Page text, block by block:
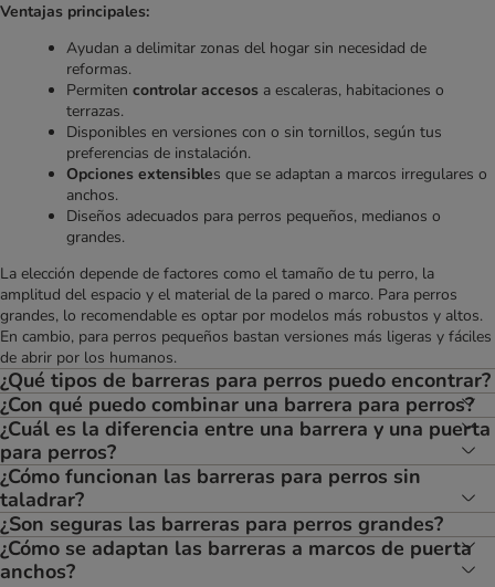
Ventajas principales:
Ayudan a delimitar zonas del hogar sin necesidad de
reformas.
Permiten controlar accesos a escaleras, habitaciones o
terrazas.
Disponibles en versiones con o sin tornillos, según tus
preferencias de instalación.
Opciones extensibles que se adaptan a marcos irregulares o
anchos.
Diseños adecuados para perros pequeños, medianos o
grandes.
La elección depende de factores como el tamaño de tu perro, la
amplitud del espacio y el material de la pared o marco. Para perros
grandes, lo recomendable es optar por modelos más robustos y altos.
En cambio, para perros pequeños bastan versiones más ligeras y fáciles
de abrir por los humanos.
¿Qué tipos de barreras para perros puedo encontrar?
¿Con qué puedo combinar una barrera para perros?
¿Cuál es la diferencia entre una barrera y una puerta
para perros?
¿Cómo funcionan las barreras para perros sin
taladrar?
¿Son seguras las barreras para perros grandes?
¿Cómo se adaptan las barreras a marcos de puerta
anchos?